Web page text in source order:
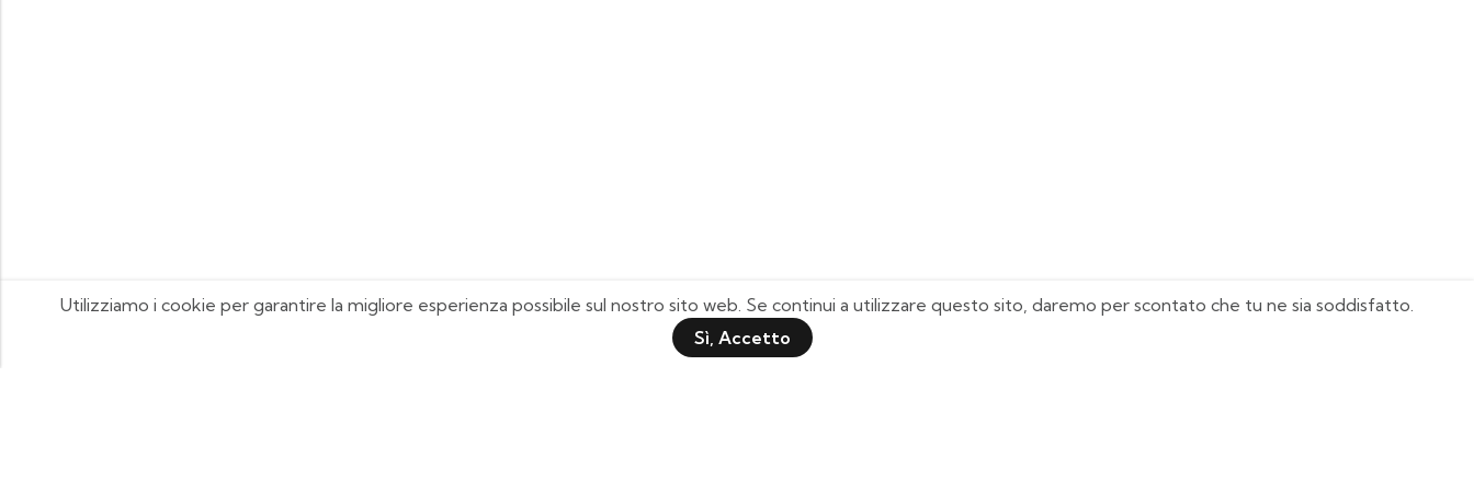
Utilizziamo i cookie per garantire la migliore esperienza possibile sul nostro sito web. Se continui a utilizzare questo sito, daremo per scontato che tu ne sia soddisfatto.
Sì, Accetto